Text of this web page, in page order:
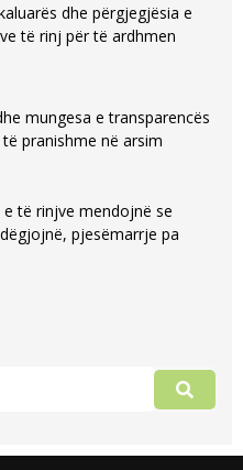
dhe përgjegjësia e
të rinj për të ardhmen
mungesa e transparencës
pranishme në arsim
të rinjve mendojnë se
pjesëmarrje pa